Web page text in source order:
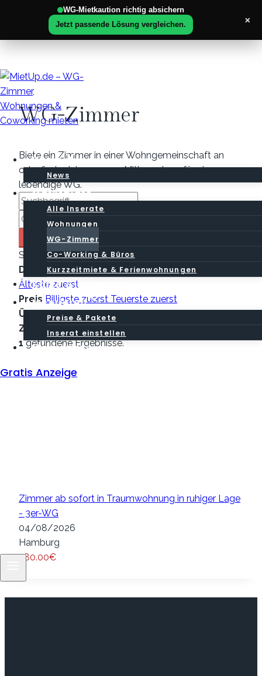
Zum
Inhalt
springen
Home
News
Marktplatz
Alle Inserate
Wohnungen
WG-Zimmer
Co-Working & Büros
Kurzzeitmiete & Ferienwohnungen
Karte & Standorte
Inserieren
Preise & Pakete
Inserat einstellen
Mein Konto
Gratis Anzeige
WG-Zimmer
Biete ein Zimmer in einer Wohngemeinschaft an
oder finde deinen neuen Mitbewohner für eine
lebendige WG.
Search
Sortieren nach: Datum der Veröffentlichung
Datum der Veröffentlichung Neuste zuerst
Älteste zuerst
Preis Billigste zuerst Teuerste zuerst
ÜberschriftVon A bis ZVon Z bis A
Zufall
Random Order
1 gefundene Ergebnisse.
Zimmer ab sofort in Traumwohnung in ruhiger Lage
- 3er-WG
04/08/2026
Hamburg
780.00€
WG-Mietkaution richtig absichern
Jetzt passende Lösung vergleichen.
×